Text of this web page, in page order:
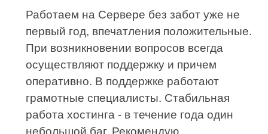
Работаем на Сервере без забот уже не
первый год, впечатления положительные.
При возникновении вопросов всегда
осуществляют поддержку и причем
оперативно. В поддержке работают
грамотные специалисты. Стабильная
работа хостинга - в течение года один
небольшой баг. Рекомендую